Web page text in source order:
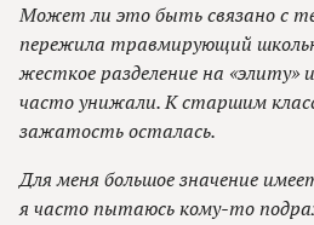
Может ли это быть связано с
пережила травмирующий
жесткое разделение на «элиту»
часто унижали. К старшим
зажатость осталась.
Для меня большое значение
я часто пытаюсь кому-то